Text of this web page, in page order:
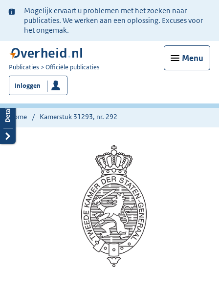
Ter
informatie:
Mogelijk ervaart u problemen met het zoeken naar
publicaties. We werken aan een oplossing. Excuses voor
het ongemak.
Menu
U
bent
nu
hier:
Publicaties Officiële publicaties
Inloggen
Home Kamerstuk 31293, nr. 292